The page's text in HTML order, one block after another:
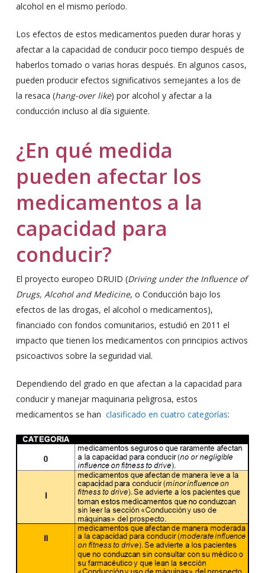
alcohol en el mismo período.
Los efectos de estos medicamentos pueden durar horas y
afectar a la capacidad de conducir poco tiempo después de
haberlos tomado o varias horas después. En algunos casos,
pueden producir efectos significativos semejantes a los de
la resaca (hang-over like) por alcohol y afectar a la
conducción incluso al día siguiente.
¿En qué medida
pueden afectar los
medicamentos a la
capacidad para
conducir?
El proyecto europeo DRUID (Driving under the Influence of
Drugs, Alcohol and Medicine, o Conducción bajo los
efectos de las drogas, el alcohol o medicamentos),
financiado con fondos comunitarios, estudió en 2011 el
impacto que tienen los medicamentos con principios activos
psicoactivos sobre la seguridad vial.
Dependiendo del grado en que afectan a la capacidad para
conducir y manejar maquinaria peligrosa, estos
medicamentos se han clasificado en cuatro categorías: